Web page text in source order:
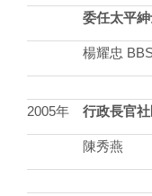
委任太平
楊耀忠
2005年 行政長官
陳秀燕